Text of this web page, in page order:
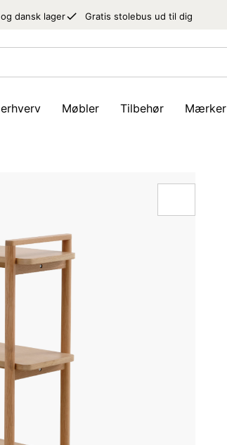
dansk lagerdone Gratis stolebus ud til dig
Møbler Tilbehør Mærker